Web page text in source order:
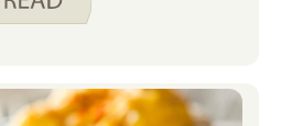
Pepper Jack
wenn wir keine
haben oder wenn uns